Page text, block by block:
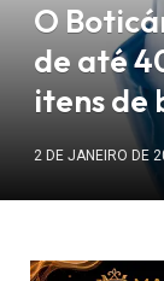
O
de até
itens de
2 DE JANEIRO DE